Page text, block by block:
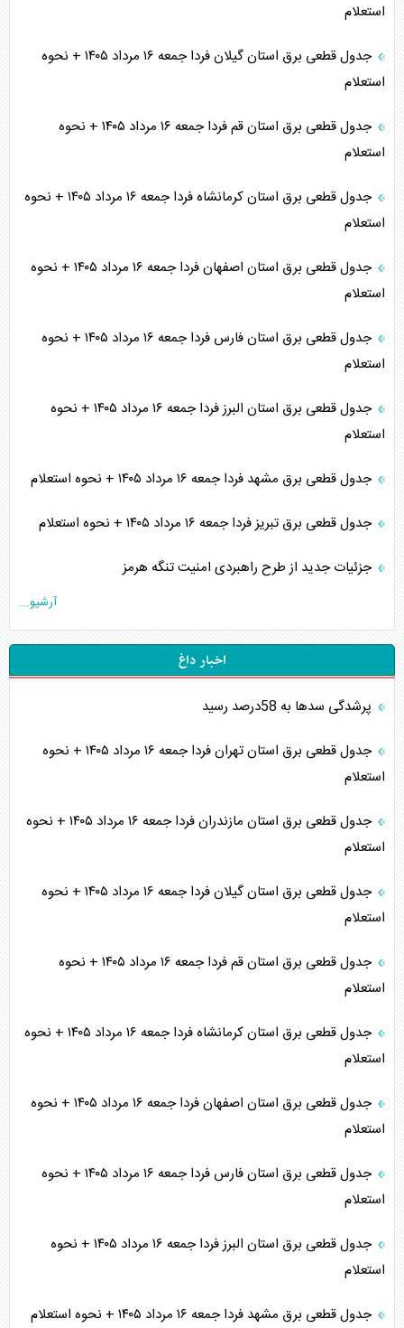
استعلام
جدول قطعی برق استان گیلان فردا جمعه ۱۶ مرداد ۱۴۰۵ + نحوه
استعلام
جدول قطعی برق استان قم فردا جمعه ۱۶ مرداد ۱۴۰۵ + نحوه
استعلام
جدول قطعی برق استان کرمانشاه فردا جمعه ۱۶ مرداد ۱۴۰۵ + نحوه
استعلام
جدول قطعی برق استان اصفهان فردا جمعه ۱۶ مرداد ۱۴۰۵ + نحوه
استعلام
جدول قطعی برق استان فارس فردا جمعه ۱۶ مرداد ۱۴۰۵ + نحوه
استعلام
جدول قطعی برق استان البرز فردا جمعه ۱۶ مرداد ۱۴۰۵ + نحوه
استعلام
جدول قطعی برق مشهد فردا جمعه ۱۶ مرداد ۱۴۰۵ + نحوه استعلام
جدول قطعی برق تبریز فردا جمعه ۱۶ مرداد ۱۴۰۵ + نحوه استعلام
جزئیات جدید از طرح راهبردی امنیت تنگه هرمز
آرشیو...
اخبار داغ
پرشدگی سدها به 58درصد رسید
جدول قطعی برق استان تهران فردا جمعه ۱۶ مرداد ۱۴۰۵ + نحوه
استعلام
جدول قطعی برق استان مازندران فردا جمعه ۱۶ مرداد ۱۴۰۵ + نحوه
استعلام
جدول قطعی برق استان گیلان فردا جمعه ۱۶ مرداد ۱۴۰۵ + نحوه
استعلام
جدول قطعی برق استان قم فردا جمعه ۱۶ مرداد ۱۴۰۵ + نحوه
استعلام
جدول قطعی برق استان کرمانشاه فردا جمعه ۱۶ مرداد ۱۴۰۵ + نحوه
استعلام
جدول قطعی برق استان اصفهان فردا جمعه ۱۶ مرداد ۱۴۰۵ + نحوه
استعلام
جدول قطعی برق استان فارس فردا جمعه ۱۶ مرداد ۱۴۰۵ + نحوه
استعلام
جدول قطعی برق استان البرز فردا جمعه ۱۶ مرداد ۱۴۰۵ + نحوه
استعلام
جدول قطعی برق مشهد فردا جمعه ۱۶ مرداد ۱۴۰۵ + نحوه استعلام